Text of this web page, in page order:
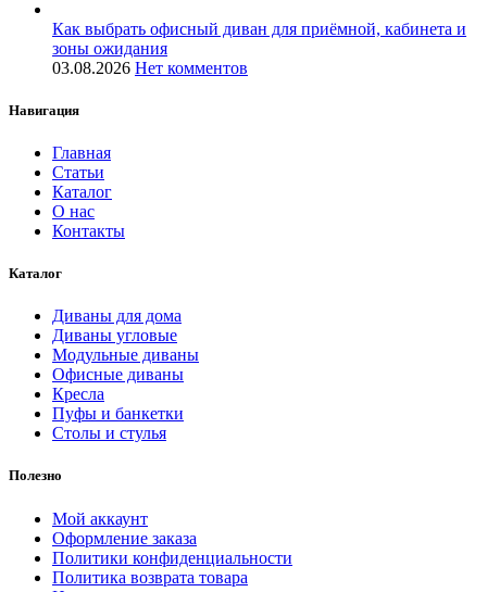
Как выбрать офисный диван для приёмной, кабинета и
зоны ожидания
03.08.2026 Нет комментов
Навигация
Главная
Статьи
Каталог
О нас
Контакты
Каталог
Диваны для дома
Диваны угловые
Модульные диваны
Офисные диваны
Кресла
Пуфы и банкетки
Столы и стулья
Полезно
Мой аккаунт
Оформление заказа
Политики конфиденциальности
Политика возврата товара